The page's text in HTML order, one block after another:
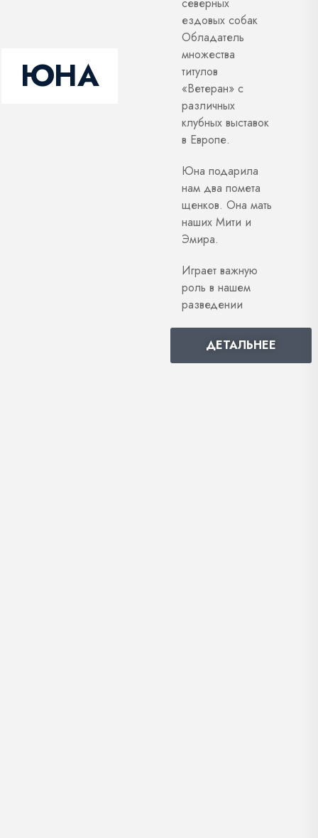
ездовых собак
Обладатель
множества
титулов
«Ветеран» с
различных
клубных выставок
в Европе.
Юна подарила
нам два помета
щенков. Она мать
наших Мити и
Эмира.
Играет важную
роль в нашем
разведении
ДЕТАЛЬНЕЕ
ЮНА